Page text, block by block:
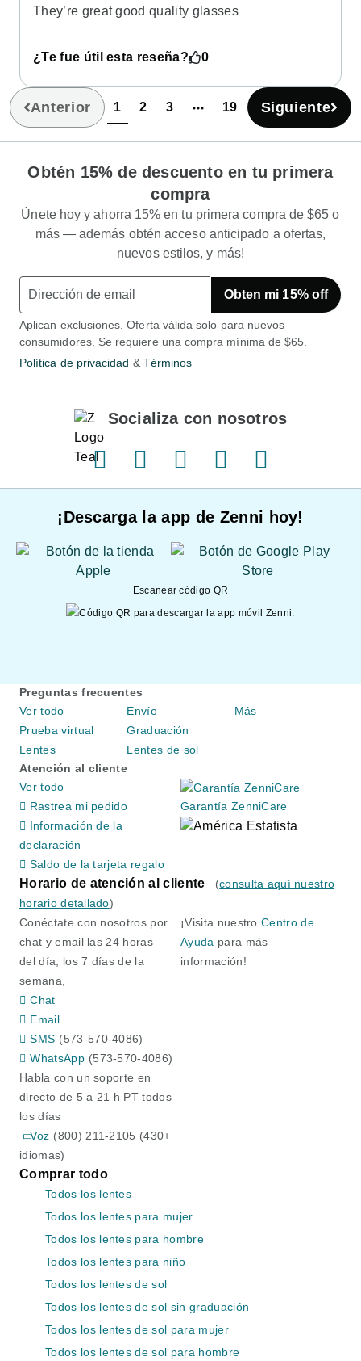
They’re great good quality glasses
¿Te fue útil esta reseña? 0
Anterior 1
(current)
2 3 19 Siguiente
Obtén 15% de descuento en tu primera
compra
Únete hoy y ahorra 15% en tu primera compra de $65 o
más — además obtén acceso anticipado a ofertas,
nuevos estilos, y más!
Obten mi 15% off
Aplican exclusiones. Oferta válida solo para nuevos
consumidores. Se requiere una compra mínima de $65.
Política de privacidad & Términos
Socializa con nosotros
FacebookPinterestTwitterInstagramYouTube
¡Descarga la app de Zenni hoy!
Escanear código QR
Preguntas frecuentes
Ver todo
Prueba virtual
Lentes
Envío
Graduación
Lentes de sol
Más
Atención al cliente
Ver todo
Rastrea mi pedido
Información de la
declaración
Saldo de la tarjeta regalo
Garantía ZenniCare
Horario de atención al cliente (consulta aquí nuestro
horario detallado)
Conéctate con nosotros por
chat y email las 24 horas
del día, los 7 días de la
semana,
Chat
Email
SMS (573-570-4086)
WhatsApp (573-570-4086)
Habla con un soporte en
directo de 5 a 21 h PT todos
los días
Voz (800) 211-2105 (430+
idiomas)
¡Visita nuestroCentro de
Ayuda para más
información!
Comprar todo
Todos los lentes
Todos los lentes para mujer
Todos los lentes para hombre
Todos los lentes para niño
Todos los lentes de sol
Todos los lentes de sol sin graduación
Todos los lentes de sol para mujer
Todos los lentes de sol para hombre